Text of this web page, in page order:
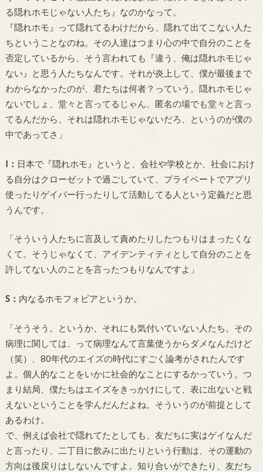
る隠れホモじゃない人たち』なのかなって。
『隠れホモ』って隠れてるわけだから、隠れて出てこない人た
ちということなのね。その人達はつまり心の中で自分のことを
否定しているから、そう言われても『違う、俺は隠れホモじゃ
ない』と思う人たちなんです。それが炎上して、僕が最後まで
わからなかったのが、君たちは何者？っていう。隠れホモじゃ
ないでしょ、堂々と言ってるじゃん、匿名の場でも堂々と言っ
てるんだから、それは隠れホモじゃないだろ、というのが僕の
中であってさ」
I ： 日本で『隠れホモ』というと、会社や学校とか、社会におけ
る自分はクローゼットで過ごしていて、プライベートでアプリ
使ったりゲイバー行ったりして活動してる人という定義だと思
うんです。
「そういう人たちに言及して責めたりしたつもりはまったくな
くて。そうじゃなくて、アイデンティティとして自分のことを
許してない人のことを言ったつもりなんですよ」
S： 内なるホモフォビアというか。
「そうそう。というか、それにも気付いていない人たち。その
病理に関しては、って病理なんて言葉使うからダメなんだけど
（笑）、 80年代のエイズの時代にすごく論考がされたんです
よ。個人的なことをいかに社会的なことにするかっていう。つ
まり結局、僕たちはエイズをきっかけにして、表に出ないと戦
えないということを学んだんだよね。そういうのが前提として
あるわけ。
で、例えば会社で隠れてたとしても、友だちに実はゲイなんだ
と言ったり、二丁目に飲みに出たりという行動は、その運動の
方向は後戻りはしないんですよ。知り合いができたり、友だち